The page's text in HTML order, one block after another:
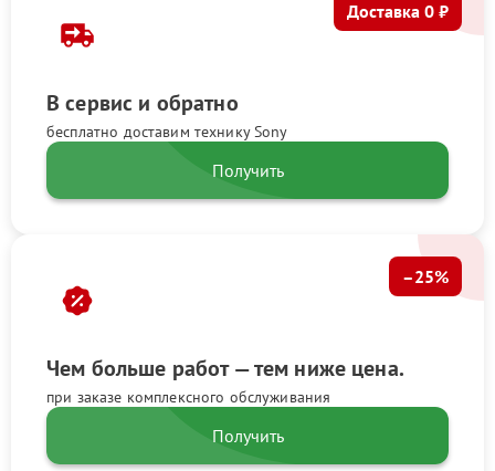
В сервис и обратно
бесплатно доставим технику Sony
Доставка 0 ₽
Получить
Чем больше работ — тем ниже цена.
при заказе комплексного обслуживания
–25%
Получить